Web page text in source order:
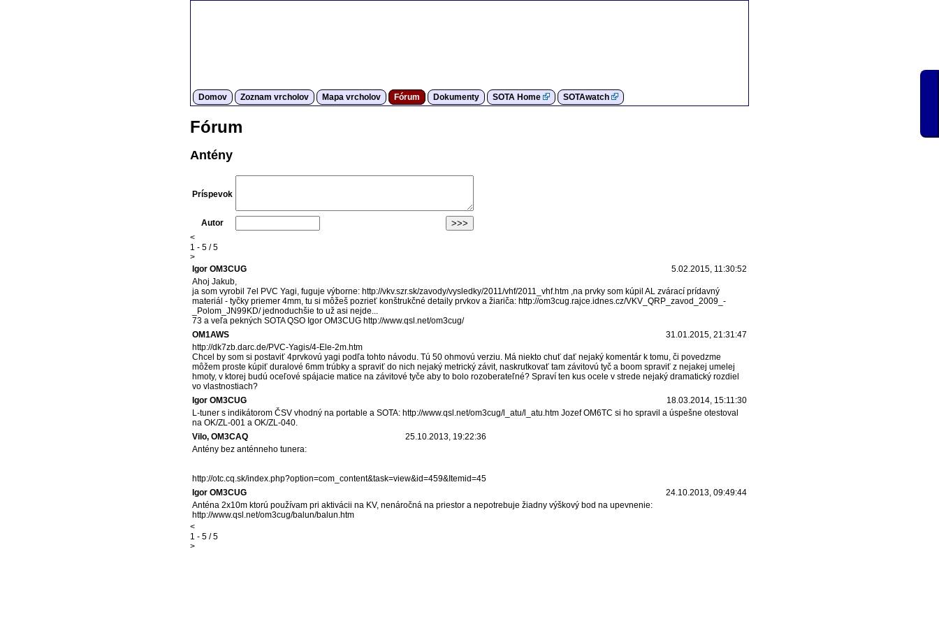
Domov Zoznam vrcholov Mapa vrcholov Fórum Dokumenty SOTA Home SOTAwatch
Fórum
Antény
Príspevok
Autor
<
1 - 5 / 5
>
Igor OM3CUG
5.02.2015, 11:30:52
Ahoj Jakub,
ja som vyrobil 7el PVC Yagi, fuguje výborne: http://vkv.szr.sk/zavody/vysledky/2011/vhf/2011_vhf.htm ,na prvky som kúpil AL zvárací prídavný
materiál - tyčky priemer 4mm, tu si môžeš pozrieť konštrukčné detaily prvkov a žiariča: http://om3cug.rajce.idnes.cz/VKV_QRP_zavod_2009_-
_Polom_JN99KD/ jednoduchšie to už asi nejde...
73 a veľa pekných SOTA QSO Igor OM3CUG http://www.qsl.net/om3cug/
OM1AWS
31.01.2015, 21:31:47
http://dk7zb.darc.de/PVC-Yagis/4-Ele-2m.htm
Chcel by som si postaviť 4prvkovú yagi podľa tohto návodu. Tú 50 ohmovú verziu. Má niekto chuť dať nejaký komentár k tomu, či povedzme
môžem proste kúpiť duralové 6mm trúbky a spraviť do nich nejaký metrický závit, naskrutkovať tam závitovú tyč a boom spraviť z nejakej umelej
hmoty, v ktorej budú oceľové spájacie matice na závitové tyče aby to bolo rozoberateľné? Spraví ten kus ocele v strede nejaký dramatický rozdiel
vo vlastnostiach?
Igor OM3CUG
18.03.2014, 15:11:30
L-tuner s indikátorom ČSV vhodný na portable a SOTA: http://www.qsl.net/om3cug/l_atu/l_atu.htm Jozef OM6TC si ho spravil a úspešne otestoval
na OK/ZL-001 a OK/ZL-040.
Vilo, OM3CAQ
25.10.2013, 19:22:36
Antény bez anténneho tunera:
http://otc.cq.sk/index.php?option=com_content&task=view&id=459&Itemid=45
Igor OM3CUG
24.10.2013, 09:49:44
Anténa 2x10m ktorú používam pri aktivácii na KV, nenáročná na priestor a nepotrebuje žiadny výškový bod na upevnenie:
http://www.qsl.net/om3cug/balun/balun.htm
<
1 - 5 / 5
>